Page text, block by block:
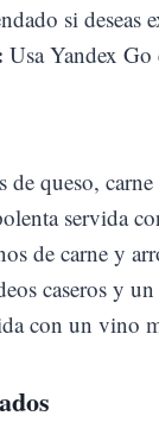
si deseas
Usa Yandex
de queso,
servida
de carne y
caseros y
con un vino